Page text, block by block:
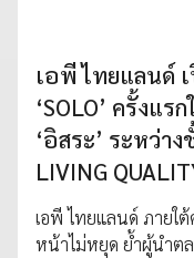
เอพี ไทยแลนด์
‘SOLO’ ครั้งแ
‘อิสระ’ ระหว่า
LIVING
เอพี ไทยแลนด์ ภายใ
หน้าไม่หยุด ย้ำผู้นำต